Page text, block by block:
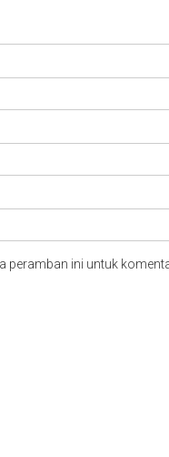
ini untuk